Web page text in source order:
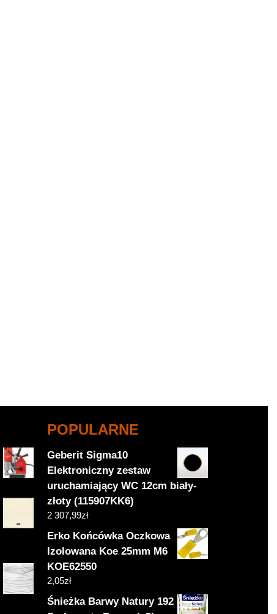
POPULARNE
Geberit Sigma10
Elektroniczny zestaw
uruchamiający WC 12cm biały-
złoty (115907KK6)
2 307,99zł
Erko Końcówka Oczkowa
Izolowana Koe 25mm M6
KOE62550
2,05zł
Śnieżka Barwy Natury 192